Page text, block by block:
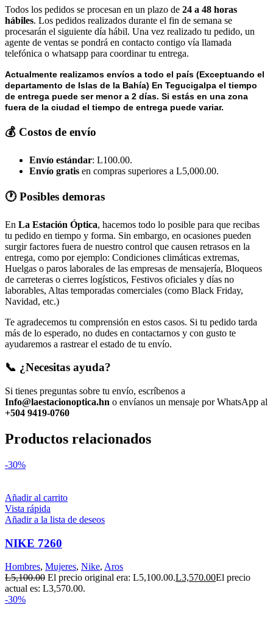
Todos los pedidos se procesan en un plazo de 24 a 48 horas
hábiles. Los pedidos realizados durante el fin de semana se
procesarán el siguiente día hábil. Una vez realizado tu pedido, un
agente de ventas se pondrá en contacto contigo vía llamada
telefónica o whatsapp para coordinar tu entrega.
Actualmente realizamos envíos a todo el país (Exceptuando el
departamento de Islas de la Bahía) En Tegucigalpa el tiempo
de entrega puede ser menor a 2 días. Si estás en una zona
fuera de la ciudad el tiempo de entrega puede variar.
💰 Costos de envío
Envío estándar: L100.00.
Envío gratis en compras superiores a L5,000.00.
🕐 Posibles demoras
En La Estación Óptica, hacemos todo lo posible para que recibas
tu pedido en tiempo y forma. Sin embargo, en ocasiones pueden
surgir factores fuera de nuestro control que causen retrasos en la
entrega, como por ejemplo: Condiciones climáticas extremas,
Huelgas o paros laborales de las empresas de mensajería, Bloqueos
de carreteras o cierres logísticos, Festivos oficiales y días no
laborables, Altas temporadas comerciales (como Black Friday,
Navidad, etc.)
Te agradecemos tu comprensión en estos casos. Si tu pedido tarda
más de lo esperado, no dudes en contactarnos y con gusto te
ayudaremos a rastrear el estado de tu envío.
📞 ¿Necesitas ayuda?
Si tienes preguntas sobre tu envío, escríbenos a
Info@laestacionoptica.hn o envíanos un mensaje por WhatsApp al
+504 9419-0760
Productos relacionados
-30%
Añadir al carrito
Vista rápida
Añadir a la lista de deseos
NIKE 7260
Hombres, Mujeres, Nike, Aros
L5,100.00 El precio original era: L5,100.00.L3,570.00El precio
actual es: L3,570.00.
-30%